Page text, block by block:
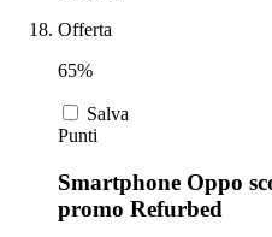
Offerta
65%
Salva
Punti
Smartphone Oppo
promo Refurbed